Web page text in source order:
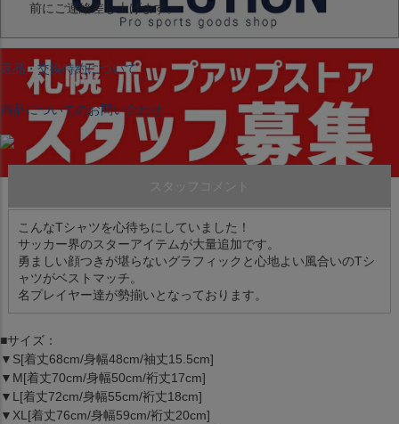
前にご連絡差し上げます。
返品・交換特約について
商品についてのお問い合わせ
スタッフコメント
こんなTシャツを心待ちにしていました！
サッカー界のスターアイテムが大量追加です。
勇ましい顔つきが堪らないグラフィックと心地よい風合いのTシ
ャツがベストマッチ。
名プレイヤー達が勢揃いとなっております。
■サイズ：
▼S[着丈68cm/身幅48cm/袖丈15.5cm]
▼M[着丈70cm/身幅50cm/裄丈17cm]
▼L[着丈72cm/身幅55cm/裄丈18cm]
▼XL[着丈76cm/身幅59cm/裄丈20cm]